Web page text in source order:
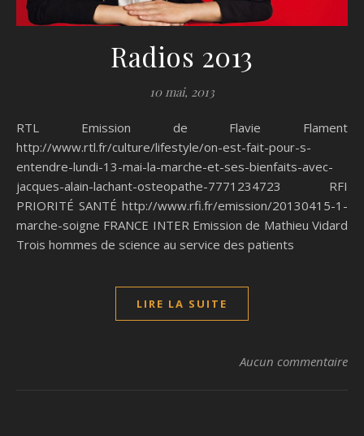
Radios 2013
10 mai, 2013
RTL Emission de Flavie Flament
http://www.rtl.fr/culture/lifestyle/on-est-fait-pour-s-
entendre-lundi-13-mai-la-marche-et-ses-bienfaits-avec-
jacques-alain-lachant-osteopathe-7771234723 RFI
PRIORITÉ SANTÉ http://www.rfi.fr/emission/20130415-1-
marche-soigne FRANCE INTER Emission de Mathieu Vidard
Trois hommes de science au service des patients
LIRE LA SUITE
Aucun commentaire